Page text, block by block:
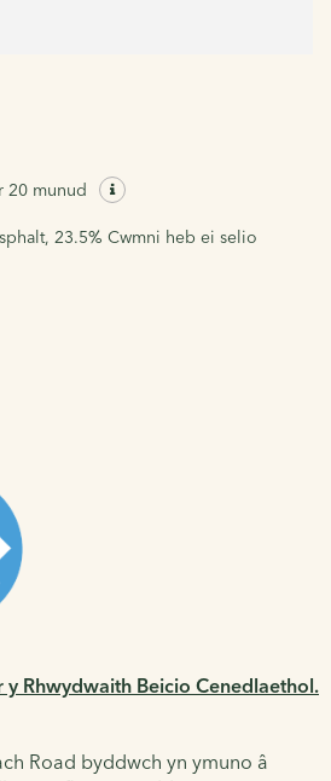
20 munud
23.5% Cwmni heb ei selio
Rhwydwaith Beicio Cenedlaethol.
Road byddwch yn ymuno â